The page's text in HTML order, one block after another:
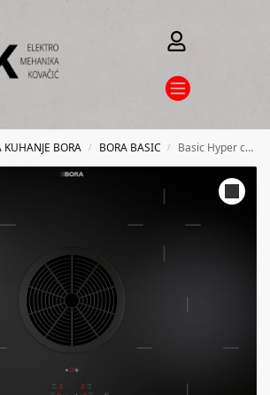
KUHANJE BORA / BORA BASIC / Basic Hyper cooktop with integrated cooktop extractor – Exhaust air